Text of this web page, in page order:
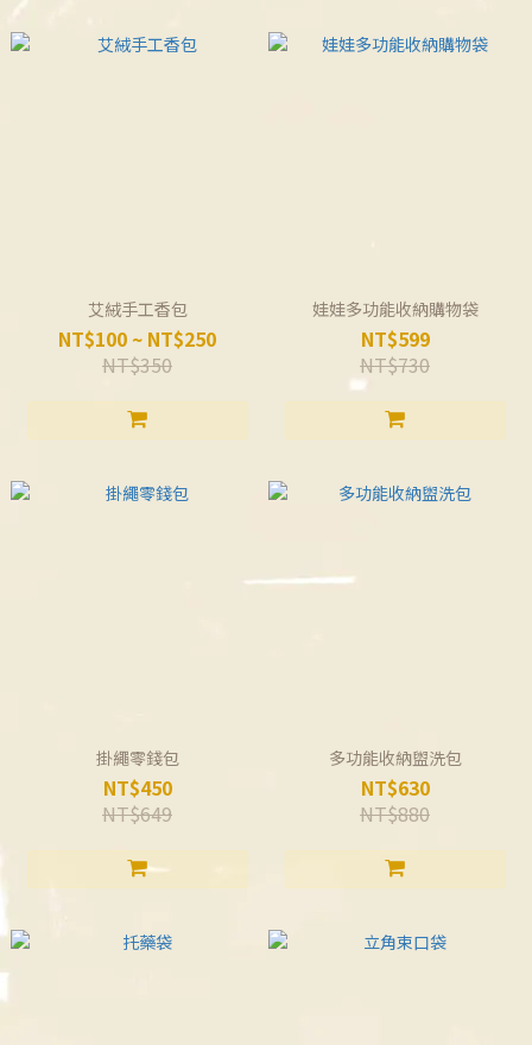
艾絨手工香包
NT$100 ~ NT$250
NT$350
娃娃多功能收納購物袋
NT$599
NT$730
掛繩零錢包
NT$450
NT$649
多功能收納盥洗包
NT$630
NT$880